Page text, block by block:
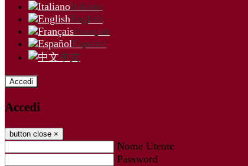
Italiano
English
Français
Español
中文
Accedi
Accedi
button close ×
Nome Utente
Password